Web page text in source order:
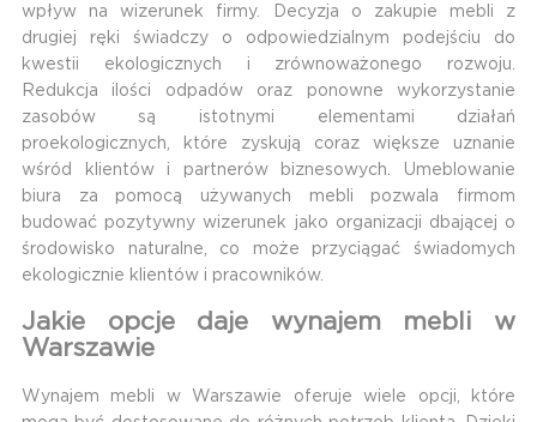
wpływ na wizerunek firmy. Decyzja o zakupie mebli z
drugiej ręki świadczy o odpowiedzialnym podejściu do
kwestii ekologicznych i zrównoważonego rozwoju.
Redukcja ilości odpadów oraz ponowne wykorzystanie
zasobów są istotnymi elementami działań
proekologicznych, które zyskują coraz większe uznanie
wśród klientów i partnerów biznesowych. Umeblowanie
biura za pomocą używanych mebli pozwala firmom
budować pozytywny wizerunek jako organizacji dbającej o
środowisko naturalne, co może przyciągać świadomych
ekologicznie klientów i pracowników.
Jakie opcje daje wynajem mebli w
Warszawie
Wynajem mebli w Warszawie oferuje wiele opcji, które